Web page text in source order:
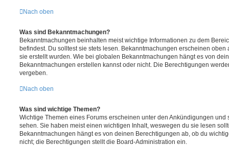
Nach oben
Was sind Bekanntmachungen?
Bekanntmachungen beinhalten meist wichtige Informationen zu dem
befindest. Du solltest sie stets lesen. Bekanntmachungen erscheinen oben
sie erstellt wurden. Wie bei globalen Bekanntmachungen hängt es von
Bekanntmachungen erstellen kannst oder nicht. Die Berechtigungen
vergeben.
Nach oben
Was sind wichtige Themen?
Wichtige Themen eines Forums erscheinen unter den Ankündigungen und
sehen. Sie haben meist einen wichtigen Inhalt, weswegen du sie lesen
Bekanntmachungen hängt es von deinen Berechtigungen ab, ob du
nicht; die Berechtigungen stellt die Board-Administration ein.